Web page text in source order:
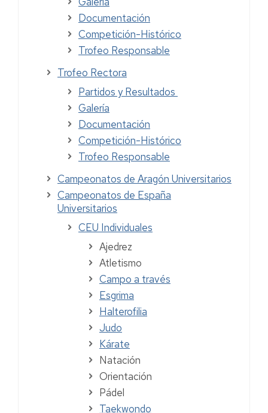
Documentación
Competición-Histórico
Trofeo Responsable
Trofeo Rectora
Partidos y Resultados
Galería
Documentación
Competición-Histórico
Trofeo Responsable
Campeonatos de Aragón Universitarios
Campeonatos de España
Universitarios
CEU Individuales
Ajedrez
Atletismo
Campo a través
Esgrima
Halterofilia
Judo
Kárate
Natación
Orientación
Pádel
Taekwondo